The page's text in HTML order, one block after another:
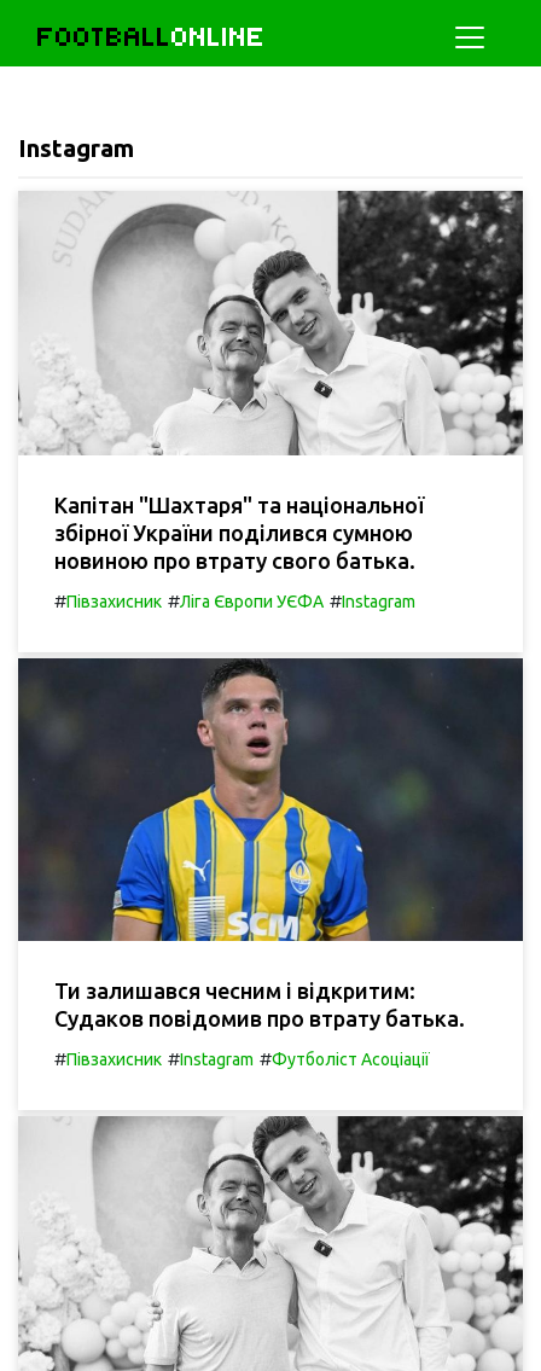
FOOTBALLONLINE
Instagram
Капітан "Шахтаря" та національної
збірної України поділився сумною
новиною про втрату свого батька.
#Півзахисник #Ліга Європи УЄФА #Instagram
Ти залишався чесним і відкритим:
Судаков повідомив про втрату батька.
#Півзахисник #Instagram #Футболіст Асоціації